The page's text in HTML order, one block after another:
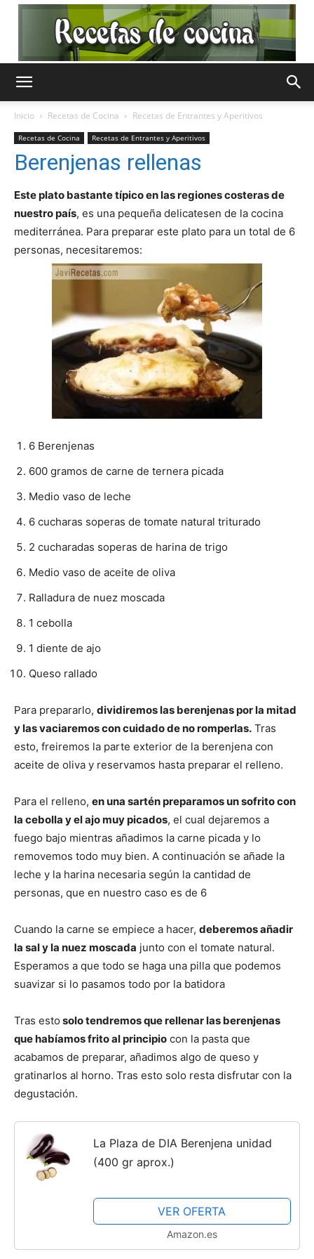
Cocina
Gratis
|
Cocina
|
Fáciles
Inicio Recetas de Cocina Recetas de Entrantes y Aperitivos
Recetas de Cocina Recetas de Entrantes y Aperitivos
Berenjenas rellenas
Este plato bastante típico en las regiones costeras de
nuestro país, es una pequeña delicatesen de la cocina
mediterránea. Para preparar este plato para un total de 6
personas, necesitaremos:
6 Berenjenas
600 gramos de carne de ternera picada
Medio vaso de leche
6 cucharas soperas de tomate natural triturado
2 cucharadas soperas de harina de trigo
Medio vaso de aceite de oliva
Ralladura de nuez moscada
1 cebolla
1 diente de ajo
Queso rallado
Para prepararlo, dividiremos las berenjenas por la mitad
y las vaciaremos con cuidado de no romperlas. Tras
esto, freiremos la parte exterior de la berenjena con
aceite de oliva y reservamos hasta preparar el relleno.
Para el relleno, en una sartén preparamos un sofrito con
la cebolla y el ajo muy picados, el cual dejaremos a
fuego bajo mientras añadimos la carne picada y lo
removemos todo muy bien. A continuación se añade la
leche y la harina necesaria según la cantidad de
personas, que en nuestro caso es de 6
Cuando la carne se empiece a hacer, deberemos añadir
la sal y la nuez moscada junto con el tomate natural.
Esperamos a que todo se haga una pilla que podemos
suavizar si lo pasamos todo por la batidora
Tras esto solo tendremos que rellenar las berenjenas
que habíamos frito al principio con la pasta que
acabamos de preparar, añadimos algo de queso y
gratinarlos al horno. Tras esto solo resta disfrutar con la
degustación.
La Plaza de DIA Berenjena unidad
(400 gr aprox.)
VER OFERTA
Amazon.es